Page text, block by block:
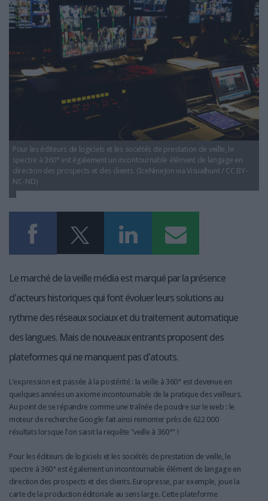
LES GUIDES PRATIQUES
LES BASES DE DONNÉES
L'ESPACE EMPLOI
L'AGENDA
L'ANNUAIRE DES ACTEURS
LES SUPPLÉMENTS
Pour les éditeurs de logiciels et les sociétés de prestation de veille, le
spectre à 360° est également un incontournable élément de langage en
direction des prospects et des clients. (IceNineJon via Visualhunt / CC BY-
NC-ND)
Le marché de la veille média est marqué par la présence
d'acteurs historiques qui font évoluer leurs solutions au
rythme des réseaux sociaux et du traitement automatique
des langues. Mais de nouveaux entrants proposent des
plateformes qui ne manquent pas d'atouts.
L'expression est passée à la postérité : la veille à 360° est devenue en
quelques années un axiome incontournable de la pratique des veilleurs.
Au point de se répandre comme une traînée de poudre sur le web : le
moteur de recherche Google fait ainsi remonter près de 622 000
résultats lorsque l'on saisit la requête "veille à 360°" !
Pour les éditeurs de logiciels et les sociétés de prestation de veille, le
spectre à 360° est également un incontournable élément de langage en
direction des prospects et des clients. Europresse, par exemple, joue la
carte de la production éditoriale au sens large. Cette plateforme